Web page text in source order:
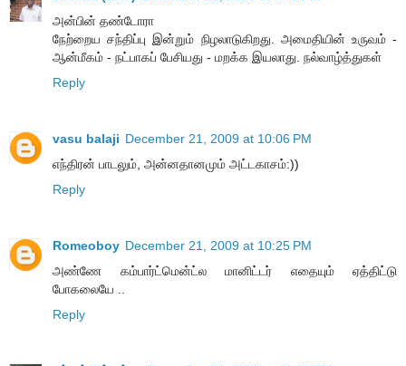
அன்பின் தண்டோரா
நேற்றைய சந்திப்பு இன்றும் நிழலாடுகிறது. அமைதியின் உருவம் -
ஆன்மீகம் - நட்பாகப் பேசியது - மறக்க இயலாது. நல்வாழ்த்துகள்
Reply
vasu balaji December 21, 2009 at 10:06 PM
எந்திரன் பாடலும், அன்னதானமும் அட்டகாசம்:))
Reply
Romeoboy December 21, 2009 at 10:25 PM
அண்ணே கம்பார்ட்மென்ட்ல மானிட்டர் எதையும் ஏத்திட்டு
போகலையே ..
Reply